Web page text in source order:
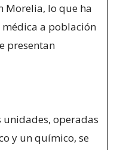
Morelia, lo que ha
a población
presentan
unidades, operadas
y un químico, se